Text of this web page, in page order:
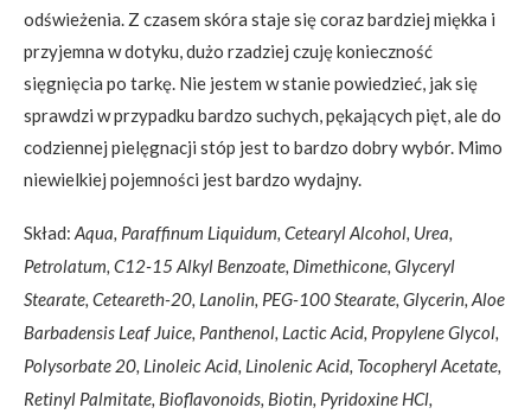
odświeżenia. Z czasem skóra staje się coraz bardziej miękka i
przyjemna w dotyku, dużo rzadziej czuję konieczność
sięgnięcia po tarkę. Nie jestem w stanie powiedzieć, jak się
sprawdzi w przypadku bardzo suchych, pękających pięt, ale do
codziennej pielęgnacji stóp jest to bardzo dobry wybór. Mimo
niewielkiej pojemności jest bardzo wydajny.
Skład: Aqua, Paraffinum Liquidum, Cetearyl Alcohol, Urea,
Petrolatum, C12-15 Alkyl Benzoate, Dimethicone, Glyceryl
Stearate, Ceteareth-20, Lanolin, PEG-100 Stearate, Glycerin, Aloe
Barbadensis Leaf Juice, Panthenol, Lactic Acid, Propylene Glycol,
Polysorbate 20, Linoleic Acid, Linolenic Acid, Tocopheryl Acetate,
Retinyl Palmitate, Bioflavonoids, Biotin, Pyridoxine HCl,